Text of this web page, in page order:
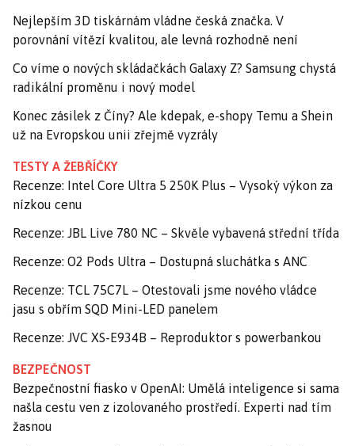
Nejlepším 3D tiskárnám vládne česká značka. V
porovnání vítězí kvalitou, ale levná rozhodně není
Co víme o nových skládačkách Galaxy Z? Samsung chystá
radikální proměnu i nový model
Konec zásilek z Číny? Ale kdepak, e-shopy Temu a Shein
už na Evropskou unii zřejmě vyzrály
TESTY A ŽEBŘÍČKY
Recenze: Intel Core Ultra 5 250K Plus – Vysoký výkon za
nízkou cenu
Recenze: JBL Live 780 NC – Skvěle vybavená střední třída
Recenze: O2 Pods Ultra – Dostupná sluchátka s ANC
Recenze: TCL 75C7L – Otestovali jsme nového vládce
jasu s obřím SQD Mini-LED panelem
Recenze: JVC XS-E934B – Reproduktor s powerbankou
BEZPEČNOST
Bezpečnostní fiasko v OpenAI: Umělá inteligence si sama
našla cestu ven z izolovaného prostředí. Experti nad tím
žasnou